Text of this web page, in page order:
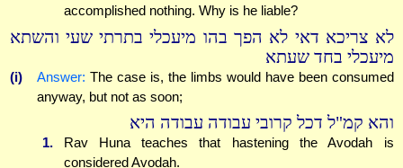
accomplished nothing. Why is he liable?
לא צריכא דאי לא הפך בהו מיעכלי בתרתי שעי והשתא
מיעכלי בחד שעתא
(i) Answer: The case is, the limbs would have been consumed
anyway, but not as soon;
והא קמ"ל דכל קרובי עבודה עבודה היא
1.
Rav Huna teaches that hastening the Avodah is
considered Avodah.